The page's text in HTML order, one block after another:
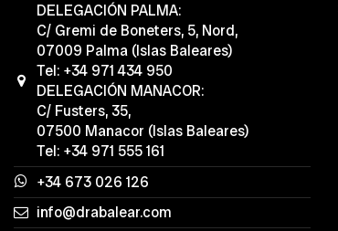
DELEGACIÓN PALMA:
C/ Gremi de Boneters, 5, Nord,
07009 Palma (Islas Baleares)
Tel: +34 971 434 950
DELEGACIÓN MANACOR:
C/ Fusters, 35,
07500 Manacor (Islas Baleares)
Tel: +34 971 555 161
+34 673 026 126
info@drabalear.com